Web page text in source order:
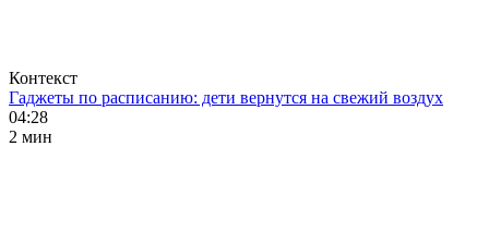
Контекст
Гаджеты по расписанию: дети вернутся на свежий воздух
04:28
2 мин